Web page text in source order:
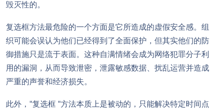
毁灭性的。
复选框方法最危险的一个方面是它所造成的虚假安全感。组
织可能会误认为他们已经得到了全面保护，但其实他们的防
御措施只是流于表面。这种自满情绪会成为网络犯罪分子利
用的漏洞，从而导致泄密，泄露敏感数据、扰乱运营并造成
严重的声誉和经济损失。
此外，"复选框 "方法本质上是被动的，只能解决特定时间点